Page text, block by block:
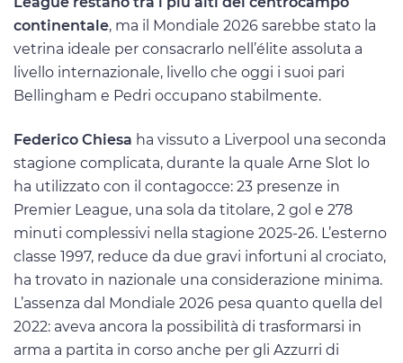
continentale, ma il Mondiale 2026 sarebbe stato la
vetrina ideale per consacrarlo nell’élite assoluta a
livello internazionale, livello che oggi i suoi pari
Bellingham e Pedri occupano stabilmente.
Federico Chiesa ha vissuto a Liverpool una seconda
stagione complicata, durante la quale Arne Slot lo
ha utilizzato con il contagocce: 23 presenze in
Premier League, una sola da titolare, 2 gol e 278
minuti complessivi nella stagione 2025-26. L’esterno
classe 1997, reduce da due gravi infortuni al crociato,
ha trovato in nazionale una considerazione minima.
L’assenza dal Mondiale 2026 pesa quanto quella del
2022: aveva ancora la possibilità di trasformarsi in
arma a partita in corso anche per gli Azzurri di